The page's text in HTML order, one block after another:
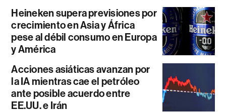
Heineken supera previsiones por
crecimiento en Asia y África
pese al débil consumo en Europa
y América
Acciones asiáticas avanzan por
la IA mientras cae el petróleo
ante posible acuerdo entre
EE.UU. e Irán